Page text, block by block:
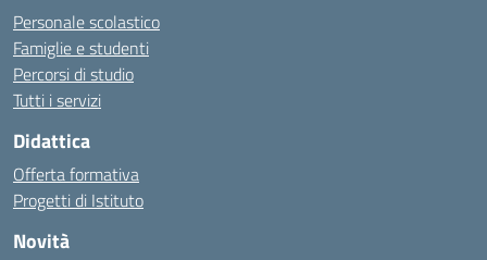
Personale scolastico
Famiglie e studenti
Percorsi di studio
Tutti i servizi
Didattica
Offerta formativa
Progetti di Istituto
Novità